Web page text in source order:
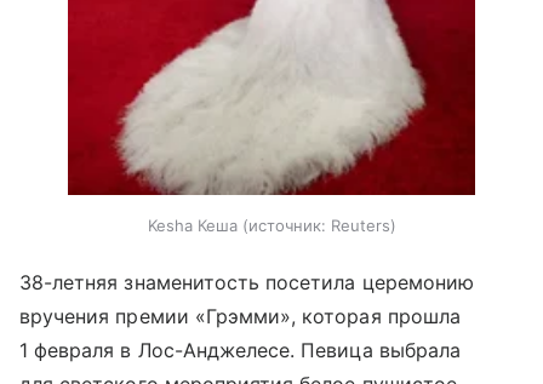
Kesha Кеша источник: Reuters
38-летняя знаменитость посетила церемонию
вручения премии «Грэмми», которая прошла
1 февраля в Лос-Анджелесе. Певица выбрала